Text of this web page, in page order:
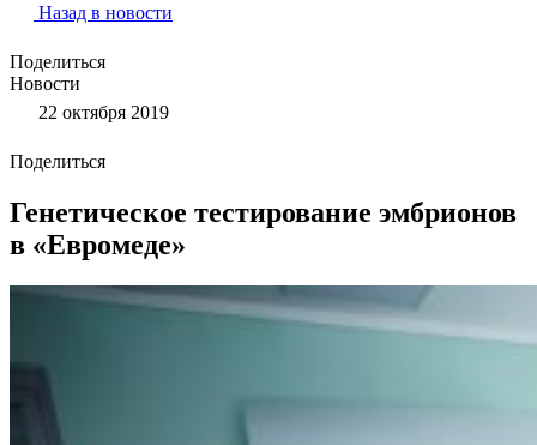
Назад в новости
Поделиться
Новости
22 октября 2019
Поделиться
Генетическое тестирование эмбрионов
в «Евромеде»